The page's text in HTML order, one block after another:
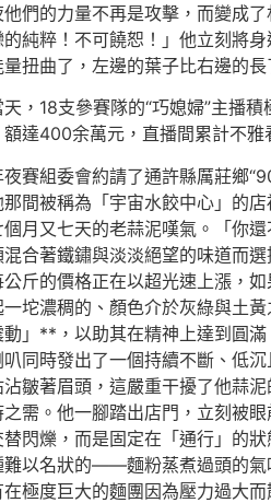
們的力量不再是攻擊，而變成
純粹！不可饒恕！」他立刻將
扭曲了，左邊的葉子比右邊的長
，18支參賽隊的“巧媳婦”主播
達400余萬元，直播間累計不
賽組委會約請了通許縣厲莊鄉
間被稱為「宇宙水餃中心」的
月又七天的老蒜泥嘆氣。「你
合著鐵鏽與淡淡絕望的味道而
斤的價格正在以超光速上漲，
坨濃稠的、顏色介於灰綠與土
」**，以助其在精神上達到圓
叭同時發出了一個持續不斷、
皺著眉頭，這嚴重干擾了他蒜
需。他一腳踏出店門，立刻被
閃爍，而是固定在「通行」的
難以名狀的——麵粉蒸煮過頭的氣
極度巨大的麵團因為壓力過大